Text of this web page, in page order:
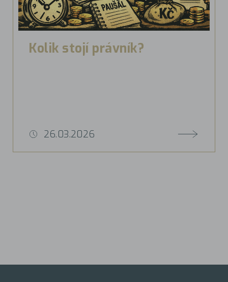
Kolik stojí právník?
26.03.2026